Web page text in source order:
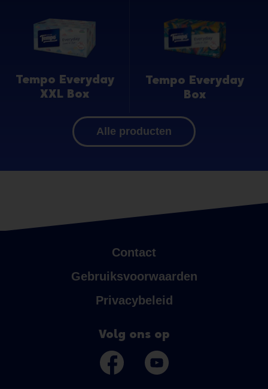
Tempo Everyday
XXL Box
Tempo Everyday
Box
Alle producten
Contact
Gebruiksvoorwaarden
Privacybeleid
Volg ons op